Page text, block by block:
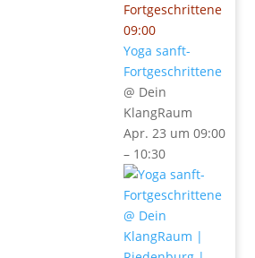
Fortgeschrittene
09:00
Yoga sanft-
Fortgeschrittene
@ Dein
KlangRaum
Apr. 23 um 09:00
– 10:30